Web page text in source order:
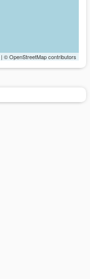
| © OpenStreetMap contributors